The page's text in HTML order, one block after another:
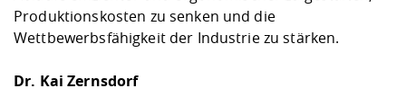
Produktionskosten zu senken und die
Wettbewerbsfähigkeit der Industrie zu stärken.
Dr. Kai Zernsdorf